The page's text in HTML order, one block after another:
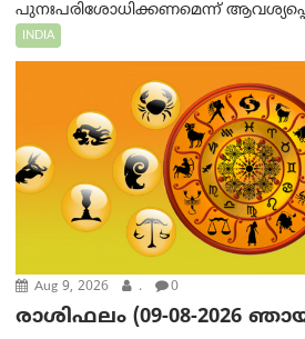
പുനഃപരിശോധിക്കണമെന്ന്
INDIA
Aug 9, 2026 . 0
രാശിഫലം (09-08-2026